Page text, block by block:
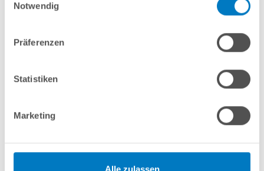
Notwendig
Präferenzen
Statistiken
Marketing
Fragen? Wir helfen Ihnen gerne weiter:
Produktbeschreibung
Herstellerangaben